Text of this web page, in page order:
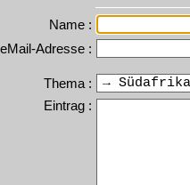
Name :
eMail-Adresse :
Thema :
Eintrag :